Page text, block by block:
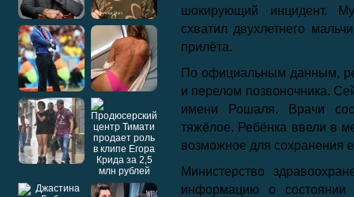
шокирующий инцидент.
схватил двухлетнего
прилёта.
По официальным данным,
и перелом позвоночника.
имени Рошаля. Врачи
тяжёлое. Ребёнка ввели в
возможное для сохранения
Министерство
информацию о состоянии